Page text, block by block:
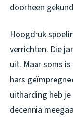
doorheen
Hoogdruk
verrichten. Die
uit. Maar soms
hars
uitharding heb
decennia